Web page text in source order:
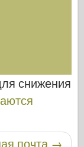
снижения
почта →